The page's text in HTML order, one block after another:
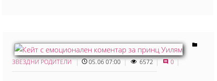
ЗВЕЗДНИ РОДИТЕЛИ 05.06 07:00 6572 0